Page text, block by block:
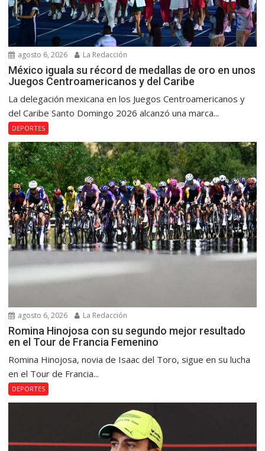
agosto 6, 2026 La Redacción
México iguala su récord de medallas de oro en unos
Juegos Centroamericanos y del Caribe
La delegación mexicana en los Juegos Centroamericanos y
del Caribe Santo Domingo 2026 alcanzó una marca...
DEPORTES
agosto 6, 2026 La Redacción
Romina Hinojosa con su segundo mejor resultado
en el Tour de Francia Femenino
Romina Hinojosa, novia de Isaac del Toro, sigue en su lucha
en el Tour de Francia...
DEPORTES